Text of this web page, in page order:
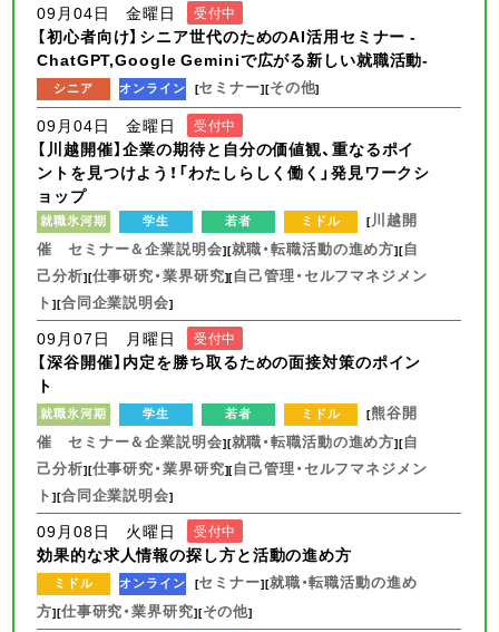
09月04日 金曜日 受付中
【初心者向け】シニア世代のためのAI活用セミナー -
ChatGPT,Google Geminiで広がる新しい就職活動-
シニア オンライン [セミナー][その他]
09月04日 金曜日 受付中
【川越開催】企業の期待と自分の価値観、重なるポイ
ントを見つけよう！「わたしらしく働く」発見ワークシ
ョップ
就職氷河期 学生 若者 ミドル [川越開
催 セミナー＆企業説明会][就職・転職活動の進め方][自
己分析][仕事研究・業界研究][自己管理・セルフマネジメン
ト][合同企業説明会]
09月07日 月曜日 受付中
【深谷開催】内定を勝ち取るための面接対策のポイン
ト
就職氷河期 学生 若者 ミドル [熊谷開
催 セミナー＆企業説明会][就職・転職活動の進め方][自
己分析][仕事研究・業界研究][自己管理・セルフマネジメン
ト][合同企業説明会]
09月08日 火曜日 受付中
効果的な求人情報の探し方と活動の進め方
ミドル オンライン [セミナー][就職・転職活動の進め
方][仕事研究・業界研究][その他]